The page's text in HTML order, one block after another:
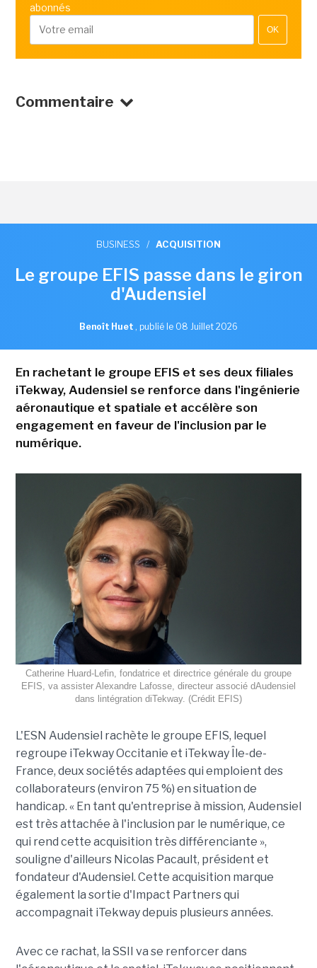
abonnés
OK
Commentaire
BUSINESS / ACQUISITION
Le groupe EFIS passe dans le giron
d'Audensiel
Benoît Huet , publié le 08 Juillet 2026
En rachetant le groupe EFIS et ses deux filiales
iTekway, Audensiel se renforce dans l'ingénierie
aéronautique et spatiale et accélère son
engagement en faveur de l'inclusion par le
numérique.
Catherine Huard-Lefin, fondatrice et directrice générale du groupe
EFIS, va assister Alexandre Lafosse, directeur associé dAudensiel
dans lintégration diTekway. (Crédit EFIS)
L'ESN Audensiel rachète le groupe EFIS, lequel
regroupe iTekway Occitanie et iTekway Île-de-
France, deux sociétés adaptées qui emploient des
collaborateurs (environ 75 %) en situation de
handicap. « En tant qu'entreprise à mission, Audensiel
est très attachée à l'inclusion par le numérique, ce
qui rend cette acquisition très différenciante »,
souligne d'ailleurs Nicolas Pacault, président et
fondateur d'Audensiel. Cette acquisition marque
également la sortie d'Impact Partners qui
accompagnait iTekway depuis plusieurs années.
Avec ce rachat, la SSII va se renforcer dans